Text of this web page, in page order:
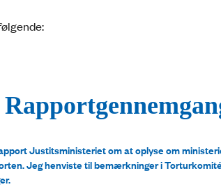
Justitsministeriet om at oplyse om
Jeg henviste til bemærkninger i